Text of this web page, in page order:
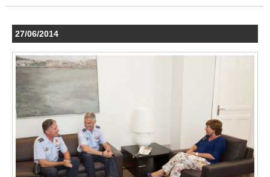
27/06/2014